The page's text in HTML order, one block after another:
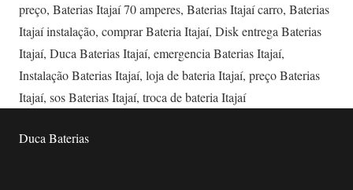
preço, Baterias Itajaí 70 amperes, Baterias Itajaí carro, Baterias
Itajaí instalação, comprar Bateria Itajaí, Disk entrega Baterias
Itajaí, Duca Baterias Itajaí, emergencia Baterias Itajaí,
Instalação Baterias Itajaí, loja de bateria Itajaí, preço Baterias
Itajaí, sos Baterias Itajaí, troca de bateria Itajaí
Duca Baterias